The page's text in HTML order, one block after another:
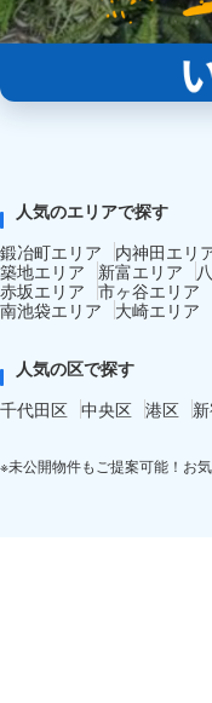
人気のエリアで探す
鍛冶町エリア
内神田エリ
築地エリア
新富エリア
赤坂エリア 市ヶ谷エリア
南池袋エリア
大崎エリア
人気の区で探す
千代田区 中央区 港区
※未公開物件もご提案可能！お